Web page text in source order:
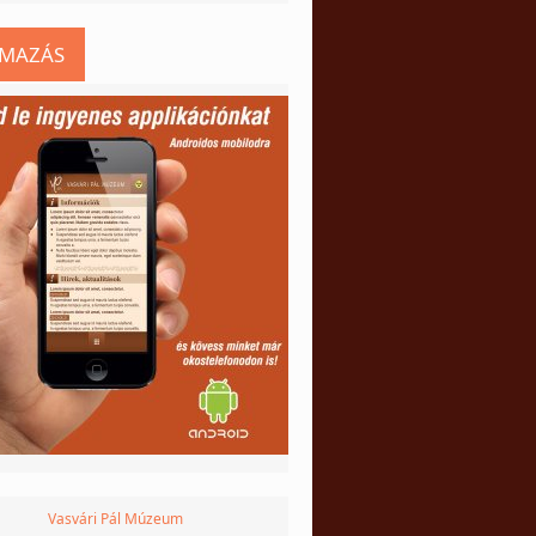
Vasvári Pál Múzeum